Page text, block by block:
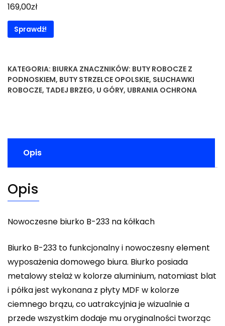
169,00zł
Sprawdź!
KATEGORIA: BIURKA ZNACZNIKÓW: BUTY ROBOCZE Z
PODNOSKIEM, BUTY STRZELCE OPOLSKIE, SŁUCHAWKI
ROBOCZE, TADEJ BRZEG, U GÓRY, UBRANIA OCHRONA
Opis
Opis
Nowoczesne biurko B-233 na kółkach
Biurko B-233 to funkcjonalny i nowoczesny element
wyposażenia domowego biura. Biurko posiada
metalowy stelaż w kolorze aluminium, natomiast blat
i półka jest wykonana z płyty MDF w kolorze
ciemnego brązu, co uatrakcyjnia je wizualnie a
przede wszystkim dodaje mu oryginalności tworząc